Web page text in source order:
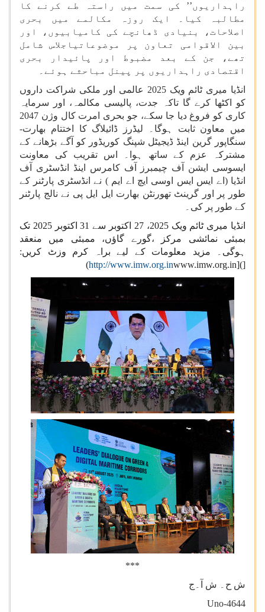
راہداریوں’’ کی سمت میں راستہ طے کرنے کا
مطالبہ کیا۔ ایک روزہ مکالمے میں بحری
اصلاحات، بنیادی ڈھانچے کی کامیابیوں، اور
بین الاقوامی تعاون پر موضوعاتیاجلاس شامل
تھے، جن کے بعد مضبوط اور پائیدار بحری
اقتصادی راہداریوں پر پینل مباحثے ہوئے۔
انڈیا میری ٹائم ویک 2025 عالمی اور ملکی شراکت داروں
کو اکٹھا کرے گا تاکہ جدت، پالیسی مکالمہ، اور سرمایہ
کاری کو فروغ دیا جا سکے، جو بحری امرت کال وژن 2047
میں معاون ثابت ہوگا۔ لیڈرز ڈائیلاگ کا اختتام بھارت-
سنگاپور گرین اینڈ ڈیجیٹل شپنگ کوریڈور کو آگے بڑھانے کے
مشترکہ عزم کے ساتھ ہوا۔ اس تقریب کی معاونت
ایسوسی ایشن آف چیمبرز آف کامرس اینڈ انڈسٹری آف
انڈیا (اے ایس ایس اوسی ایچ اے ایم ) نے انڈسٹری پارٹنر کے
طور پر اور گرینٹ تھورنٹن بھارت ایل ایل پی نے نالج پارٹنر
کے طور پر کی۔
انڈیا میری ٹائم ویک 2025، 27 اکتوبر سے 31 اکتوبر 2025 تک
بمبئی نمائشی مرکز ،گورے گاؤں، ممبئی میں منعقد
ہوگی۔ مزید معلومات کے لیے براہ کرم وزٹ کریں:
[
www.imw.org.in](
http://www.imw.org.in
)
***
ش ح۔ ش آ۔ج
Uno-4644